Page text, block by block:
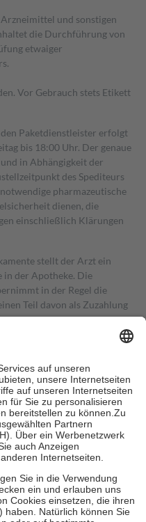
und sonstigen
die Durchführung von
etwaiger
Vor Gebrauch stets Etikett
Paketdienstleister erfolgt
bis 18:00 Uhr. Der genaue
in Abhängigkeit der
des Spediteurs
pharmazeutische
dienen, die
einschließlich Klärungen
stellt der Arzt ein
in der Apotheke. Die
in der Regel die
Teil davon als Zuzahlung
in Höhe von zehn
nie mehr als die tatsächlichen
für Online-Apotheken.
beträgt die
zehn Euro je
für ihre eigene Gesundheit zu
Familie zu unterstützen,
18. Lebensjahr